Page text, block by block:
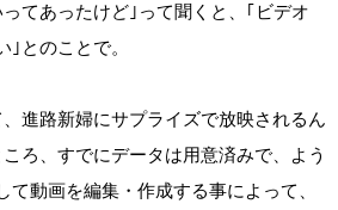
てあったけど｣って聞くと、｢ビデオ
｣とのことで。
進路新婦にサプライズで放映されるん
ろ、すでにデータは用意済みで、よう
て動画を編集・作成する事によって、